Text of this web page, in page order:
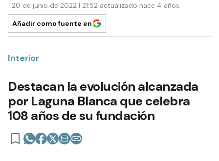
20 de junio de 2022 | 21:52 actualizado hace 4 años
Añadir como fuente en
Interior
Destacan la evolución alcanzada
por Laguna Blanca que celebra
108 años de su fundación